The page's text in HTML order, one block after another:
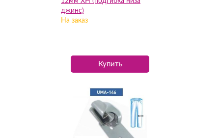
джинс)
На заказ
Купить